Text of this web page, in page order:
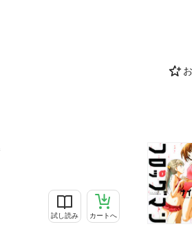
試し読み カートへ